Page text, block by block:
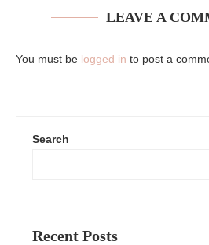
LEAVE A
You must be logged in to post a
Search
Recent Posts